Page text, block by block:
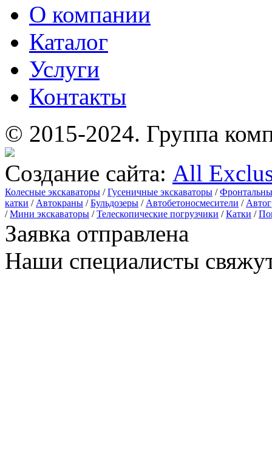
О компании
Каталог
Услуги
Контакты
© 2015-2024. Группа
Создание сайта: All
Колесные экскаваторы /Гусеничные экскаваторы /
катки / Автокраны /Бульдозеры / Автобетоносмесители /
/Мини экскаваторы /Телескопические погрузчики /Катки /
Заявка отправлена
Наши специалисты